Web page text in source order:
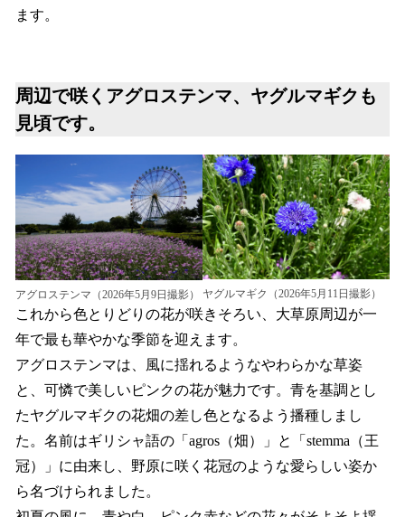
ます。
周辺で咲くアグロステンマ、ヤグルマギクも
見頃です。
アグロステンマ（2026年5月9日撮影） ヤグルマギク（2026年5月11日撮影）
これから色とりどりの花が咲きそろい、大草原周辺が一
年で最も華やかな季節を迎えます。
アグロステンマは、風に揺れるようなやわらかな草姿
と、可憐で美しいピンクの花が魅力です。青を基調とし
たヤグルマギクの花畑の差し色となるよう播種しまし
た。名前はギリシャ語の「agros（畑）」と「stemma（王
冠）」に由来し、野原に咲く花冠のような愛らしい姿か
ら名づけられました。